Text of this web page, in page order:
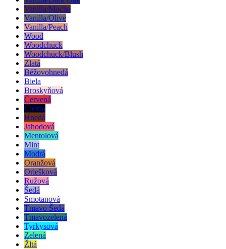
Vanilla/Mocha
Vanilla/Olive
Vanilla/Peach
Wood
Woodchuck
Woodchuck/Blush
Zlatá
Béžovohnedá
Biela
Broskyňová
Červená
Čierna
Hnedá
Jahodová
Mentolová
Mint
Modrá
Oranžová
Oriešková
Ružová
Šedá
Smotanová
Tmavo Šedá
Tmavozelená
Tyrkysová
Zelená
Žltá